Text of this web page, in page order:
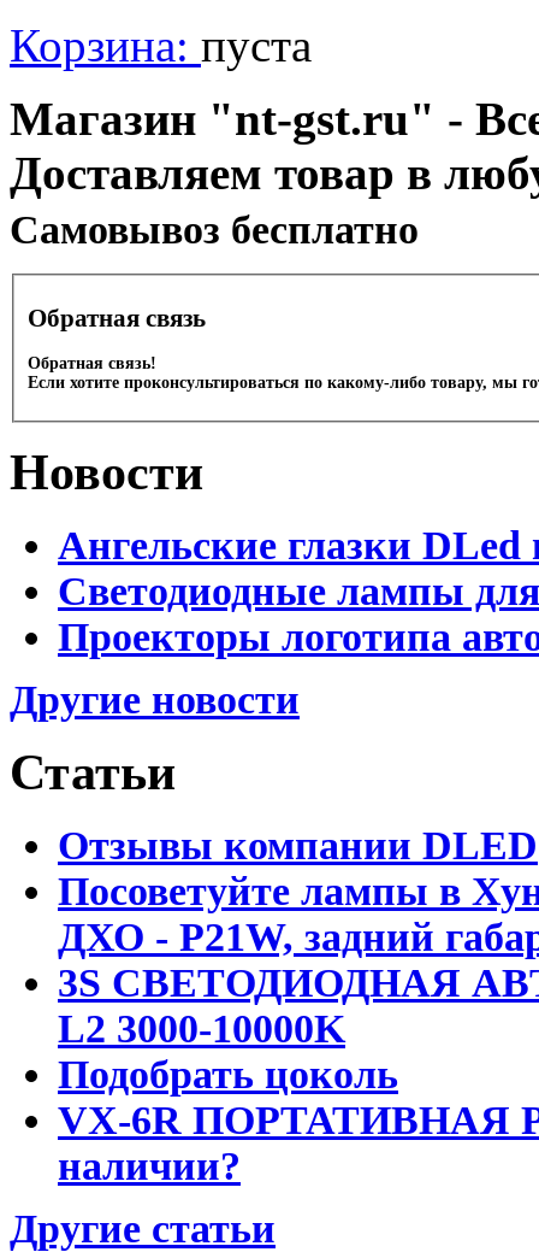
Корзина: пуста
Магазин "nt-gst.ru" -
Доставляем товар в
Cамовывоз бесплатно
Обратная связь
Обратная связь!
Если хотите проконсультироваться по какому-либо товару, мы
Новости
Ангельские глазки DLed
Светодиодные лампы
Проекторы логотипа
Другие новости
Статьи
Отзывы компании DLED
Посоветуйте лампы в
ДХО - P21W, задний
3S СВЕТОДИОДНАЯ
L2 3000-10000K
Подобрать цоколь
VX-6R ПОРТАТИВНАЯ
наличии?
Другие статьи